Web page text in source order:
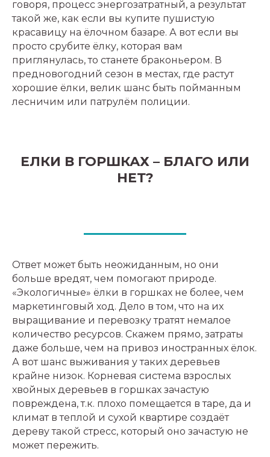
говоря, процесс энергозатратный, а результат
такой же, как если вы купите пушистую
красавицу на ёлочном базаре. А вот если вы
просто срубите ёлку, которая вам
приглянулась, то станете браконьером. В
предновогодний сезон в местах, где растут
хорошие ёлки, велик шанс быть пойманным
лесничим или патрулём полиции.
ЕЛКИ В ГОРШКАХ – БЛАГО ИЛИ
НЕТ?
Ответ может быть неожиданным, но они
больше вредят, чем помогают природе.
«Экологичные» ёлки в горшках не более, чем
маркетинговый ход. Дело в том, что на их
выращивание и перевозку тратят немалое
количество ресурсов. Скажем прямо, затраты
даже больше, чем на привоз иностранных ёлок.
А вот шанс выживания у таких деревьев
крайне низок. Корневая система взрослых
хвойных деревьев в горшках зачастую
повреждена, т.к. плохо помещается в таре, да и
климат в теплой и сухой квартире создаёт
дереву такой стресс, который оно зачастую не
может пережить.